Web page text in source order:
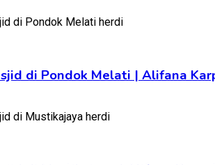
di Pondok Melati | Alifana